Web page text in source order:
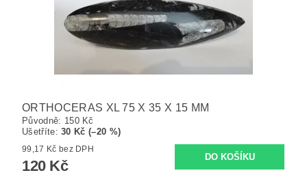
ORTHOCERAS XL 75 X 35 X 15 MM
Původně: 150 Kč
Ušetříte:30 Kč (–20 %)
99,17 Kč bez DPH
120 Kč